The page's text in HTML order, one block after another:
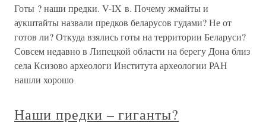
Готы ? наши предки. V-IX в. Почему жмайты и
аукштайты назвали предков беларусов гудами? Не от
готов ли? Откуда взялись готы на территории Беларуси?
Совсем недавно в Липецкой области на берегу Дона близ
села Ксизово археологи Института археологии РАН
нашли хорошо
Наши предки – гиганты?